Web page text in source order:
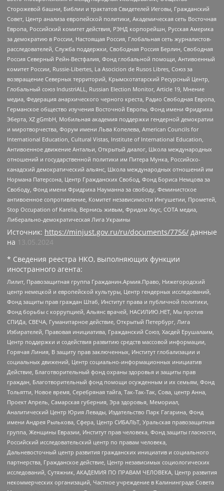
Сторожевой башни, Библии и трактатов Свидетелей Иеговы, Гражданский
Совет, Центр анализа европейской политики, Академическая сеть Восточная
Европа, Российский комитет действия, РЭНД корпорейшн, Русская Америка
за демократию в России, Настоящая Россия, Глобальная сеть журналистов-
расследователей, Служба поддержки, Свободная Россия Берлин, Свободная
Россия Северный Рейн-Вестфалия, Фонд глобальной помощи, Антивоенный
комитет России, Russie-Libertes, La Asocicion de Rusos Libres, Союз за
возвращение Северных территорий, Крымскотатарский Ресурсный Центр,
Глобальный союз IndustriALL, Russian Election Monitor, Article 19, Мнение
медиа, Федерация анархического черного креста, Радио Свободная Европа,
Германское общество изучения Восточной Европы, Фонд имени Фридриха
Эберта, XZ gGmbH, Мобильная академия поддержки гендерной демократии
и миротворчества, Форум имени Льва Копелева, American Councils for
International Education, Cultural Vistas, Institute of International Education,
Антивоенное движение Антальи, Открытый диалог, Школа международных
отношений и государственной политики им Питера Мунка, Российско-
канадский демократический альянс, Школа международных отношений им
Нормана Патерсона, Центр Гражданских Свобод, Фонд Бориса Немцова за
Свободу, Фонд имени Фридриха Науманна за свободу, Феминистское
антивоенное сопротивление, Комитет независимости Ингушетии, Прометей,
Stop Occupation of Karelia, Вернись живым, Фридом Хаус, СОТА медиа,
Либерально-демократическая Лига Украины
Источник: https://minjust.gov.ru/ru/documents/7756/ данные
на 13.05.2024
* Сведения реестра НКО, выполняющих функции
иностранного агента:
Лилит, Правозащитная группа Гражданин.Армия.Право, Нижегородский
центр немецкой и европейской культуры, Центр гендерных исследований,
Фонд защиты прав граждан Штаб, Институт права и публичной политики,
Фонд борьбы с коррупцией, Альянс врачей, НАСИЛИЮ.НЕТ, Мы против
СПИДа, СВЕЧА, Гуманитарное действие, Открытый Петербург, Лига
Избирателей, Правовая инициатива, Гражданский Союз, Хасдей Ерушалаим,
Центр поддержки и содействия развитию средств массовой информации,
Горячая Линия, В защиту прав заключенных, Институт глобализации и
социальных движений, Центр социально-информационных инициатив
Действие, Благотворительный фонд охраны здоровья и защиты прав
граждан, Благотворительный фонд помощи осужденным и их семьям, Фонд
Тольятти, Новое время, Серебряная тайга, Так-Так-Так, Сова, центр Анна,
Проект Апрель, Самарская губерния, Эра здоровья, Мемориал,
Аналитический Центр Юрия Левады, Издательство Парк Гагарина, Фонд
имени Андрея Рылькова, Сфера, Центр СИБАЛЬТ, Уральская правозащитная
группа, Женщины Евразии, Институт прав человека, Фонд защиты гласности,
Российский исследовательский центр по правам человека,
Дальневосточный центр развития гражданских инициатив и социального
партнерства, Гражданское действие, Центр независимых социологических
исследований, Сутяжник, АКАДЕМИЯ ПО ПРАВАМ ЧЕЛОВЕКА, Центр развития
некоммерческих организаций, Частное учреждение в Калининграде Совета